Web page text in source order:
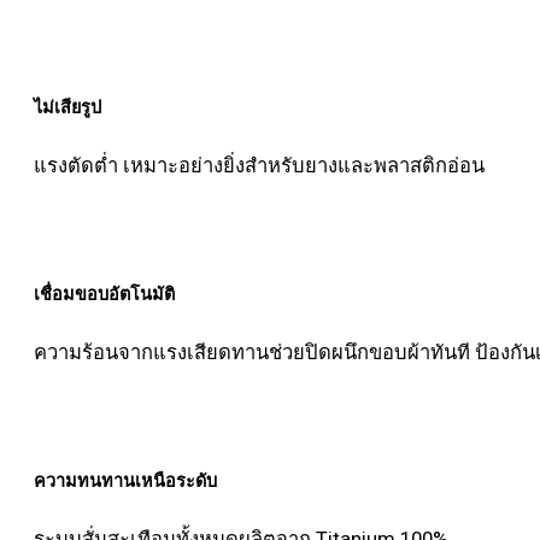
ไม่เสียรูป
แรงตัดต่ำ เหมาะอย่างยิ่งสำหรับยางและพลาสติกอ่อน
เชื่อมขอบอัตโนมัติ
ความร้อนจากแรงเสียดทานช่วยปิดผนึกขอบผ้าทันที ป้องกัน
ความทนทานเหนือระดับ